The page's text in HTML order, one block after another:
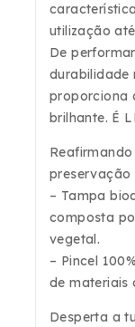
utilização
De
durabilidade
proporciona
brilhante. É
preservação
– Tampa
composta
vegetal.
– Pincel
de materiais
Desperta a